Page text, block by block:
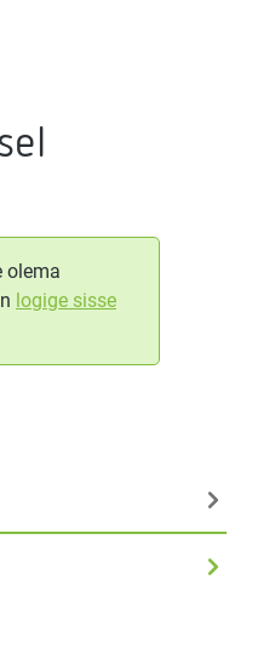
olema
logige sisse